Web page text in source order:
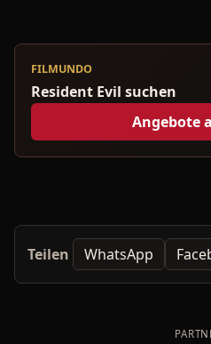
FILMUNDO
Resident Evil suchen
Angebote
Teilen WhatsApp